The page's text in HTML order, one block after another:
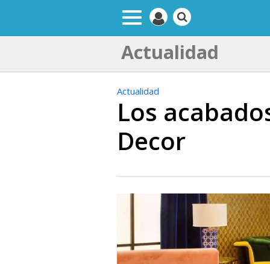
Actualidad
Actualidad
Los
Decor